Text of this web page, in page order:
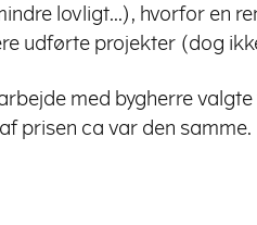
lovligt...), hvorfor en
udførte projekter (dog
med bygherre
prisen ca var den samme.